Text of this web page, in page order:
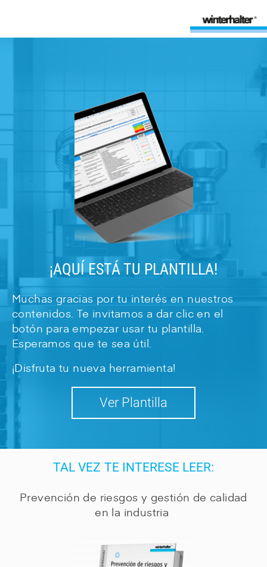
¡AQUÍ ESTÁ TU PLANTILLA!
Muchas gracias por tu interés en nuestros
contenidos. Te invitamos a dar clic en el
botón para empezar usar tu plantilla.
Esperamos que te sea útil.
¡Disfruta tu nueva herramienta!
Ver Plantilla
TAL VEZ TE INTERESE LEER:
Prevención de riesgos y gestión de calidad
en la industria